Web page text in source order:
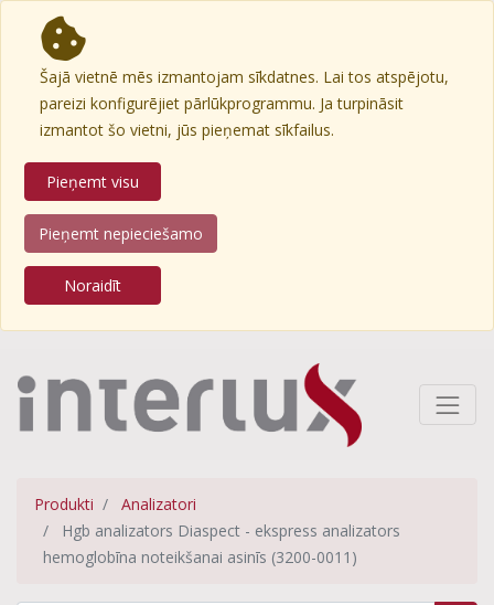
Šajā vietnē mēs izmantojam sīkdatnes. Lai tos atspējotu,
pareizi konfigurējiet pārlūkprogrammu. Ja turpināsit
izmantot šo vietni, jūs pieņemat sīkfailus.
Pieņemt visu
Pieņemt nepieciešamo
Noraidīt
Produkti
Analizatori
Hgb analizators Diaspect - ekspress analizators
hemoglobīna noteikšanai asinīs (3200-0011)